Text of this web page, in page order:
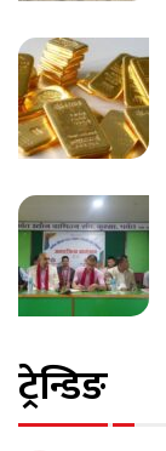
ट्रेन्डिङ